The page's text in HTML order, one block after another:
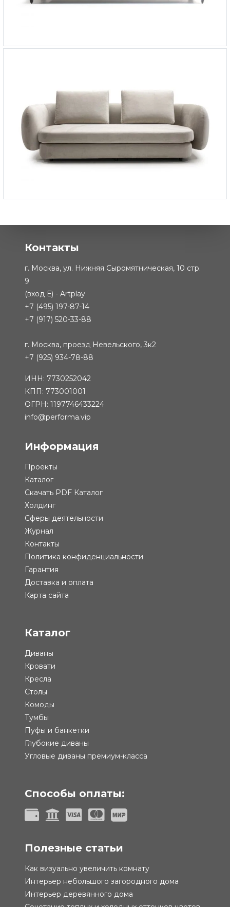
Контакты
г. Москва, ул. Нижняя Сыромятническая, 10 стр.
9
(вход Е) - Artplay
+7 (495) 197-87-14
+7 (917) 520-33-88
г. Москва, проезд Невельского, 3к2
+7 (925) 934-78-88
ИНН: 7730252042
КПП: 773001001
ОГРН: 1197746433224
info@performa.vip
Информация
Проекты
Каталог
Скачать PDF Каталог
Холдинг
Сферы деятельности
Журнал
Контакты
Политика конфиденциальности
Гарантия
Доставка и оплата
Карта сайта
Каталог
Диваны
Кровати
Кресла
Столы
Комоды
Тумбы
Пуфы и банкетки
Глубокие диваны
Угловые диваны премиум-класса
Способы оплаты:
Полезные статьи
Как визуально увеличить комнату
Интерьер небольшого загородного дома
Интерьер деревянного дома